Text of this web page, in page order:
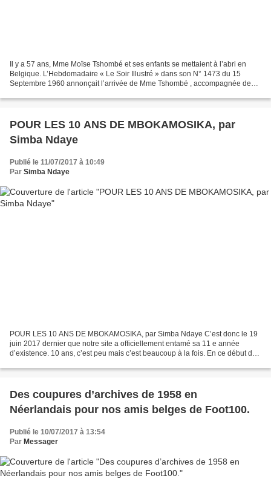
Il y a 57 ans, Mme Moïse Tshombé et ses enfants se mettaient à l’abri en
Belgique. L’Hebdomadaire « Le Soir Illustré » dans son N° 1473 du 15
Septembre 1960 annonçait l’arrivée de Mme Tshombé , accompagnée de
POUR LES 10 ANS DE MBOKAMOSIKA, par
Simba Ndaye
Publié le 11/07/2017 à 10:49
Par Simba Ndaye
POUR LES 10 ANS DE MBOKAMOSIKA, par Simba Ndaye C’est donc le 19
juin 2017 dernier que notre site a officiellement entamé sa 11 e année
d’existence. 10 ans, c’est peu mais c’est beaucoup à la fois. En ce début de
Des coupures d’archives de 1958 en
Néerlandais pour nos amis belges de Foot100.
Publié le 10/07/2017 à 13:54
Par Messager